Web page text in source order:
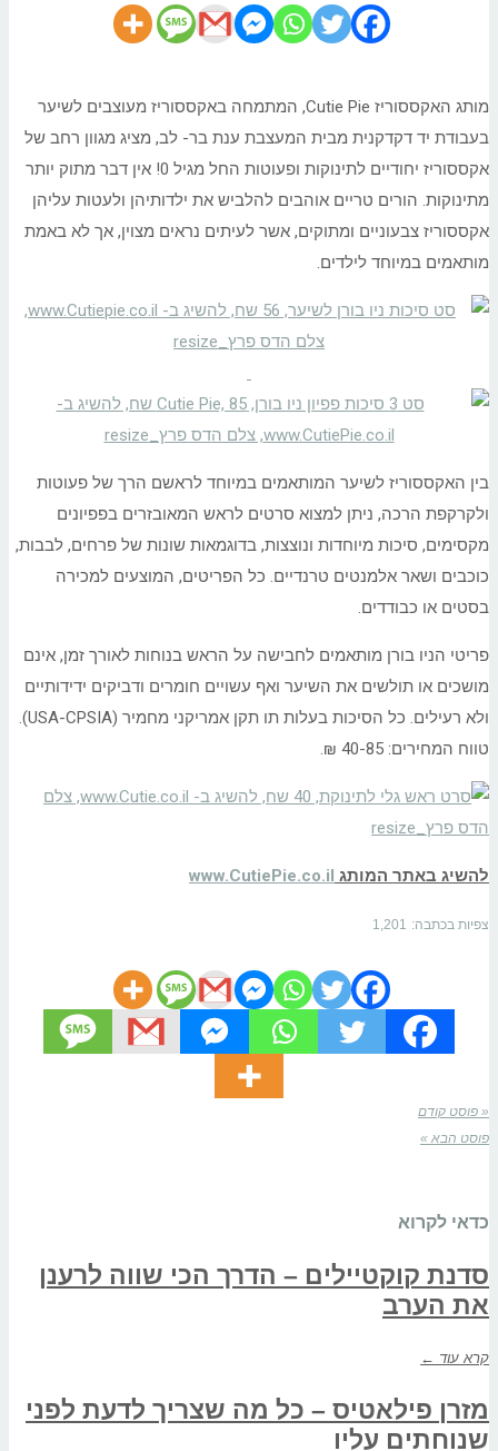
מותג האקססוריז Cutie Pie, המתמחה באקססוריז מעוצבים לשיער
בעבודת יד דקדקנית מבית המעצבת ענת בר- לב, מציג מגוון רחב של
אקססוריז יחודיים לתינוקות ופעוטות החל מגיל 0! אין דבר מתוק יותר
מתינוקות. הורים טריים אוהבים להלביש את ילדותיהן ולעטות עליהן
אקססוריז צבעוניים ומתוקים, אשר לעיתים נראים מצוין, אך לא באמת
מותאמים במיוחד לילדים.
בין האקססוריז לשיער המותאמים במיוחד לראשם הרך של פעוטות
ולקרקפת הרכה, ניתן למצוא סרטים לראש המאובזרים בפפיונים
מקסימים, סיכות מיוחדות ונוצצות, בדוגמאות שונות של פרחים, לבבות,
כוכבים ושאר אלמנטים טרנדיים. כל הפריטים, המוצעים למכירה
בסטים או כבודדים.
פריטי הניו בורן מותאמים לחבישה על הראש בנוחות לאורך זמן, אינם
מושכים או תולשים את השיער ואף עשויים חומרים ודביקים ידידותיים
ולא רעילים. כל הסיכות בעלות תו תקן אמריקני מחמיר (USA-CPSIA).
טווח המחירים: 40-85 ₪.
להשיג באתר המותג www.CutiePie.co.il
צפיות בכתבה: 1,201
« פוסט קודם
פוסט הבא »
כדאי לקרוא
סדנת קוקטיילים – הדרך הכי שווה לרענן
את הערב
קרא עוד ←
מזרן פילאטיס – כל מה שצריך לדעת לפני
שנוחתים עליו